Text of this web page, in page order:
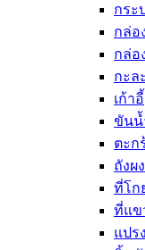
กระ
กล่อ
กล่อ
กะล
เก้าอี้
ขันน้
ตะก
ถังผง
ที่โก
ที่แข
แปร